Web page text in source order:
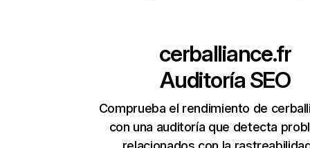
cerballiance.fr
Auditoría SEO
Comprueba el rendimiento de
con una auditoría que detecta